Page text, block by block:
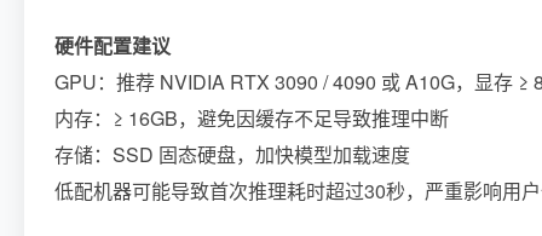
硬件配置建议
GPU：推荐 NVIDIA RTX 3090 / 4090 或 A10G，显存 ≥
内存：≥ 16GB，避免因缓存不足导致推理中断
存储：SSD 固态硬盘，加快模型加载速度
低配机器可能导致首次推理耗时超过30秒，严重影响用